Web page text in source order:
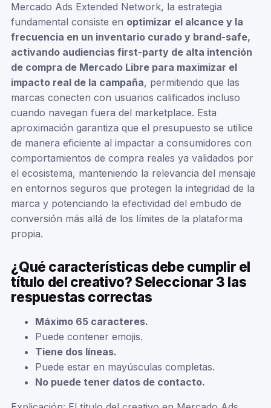
Mercado Ads Extended Network, la estrategia
fundamental consiste en optimizar el alcance y la
frecuencia en un inventario curado y brand-safe,
activando audiencias first-party de alta intención
de compra de Mercado Libre para maximizar el
impacto real de la campaña, permitiendo que las
marcas conecten con usuarios calificados incluso
cuando navegan fuera del marketplace. Esta
aproximación garantiza que el presupuesto se utilice
de manera eficiente al impactar a consumidores con
comportamientos de compra reales ya validados por
el ecosistema, manteniendo la relevancia del mensaje
en entornos seguros que protegen la integridad de la
marca y potenciando la efectividad del embudo de
conversión más allá de los límites de la plataforma
propia.
¿Qué características debe cumplir el
título del creativo? Seleccionar 3 las
respuestas correctas
Máximo 65 caracteres.
Puede contener emojis.
Tiene dos líneas.
Puede estar en mayúsculas completas.
No puede tener datos de contacto.